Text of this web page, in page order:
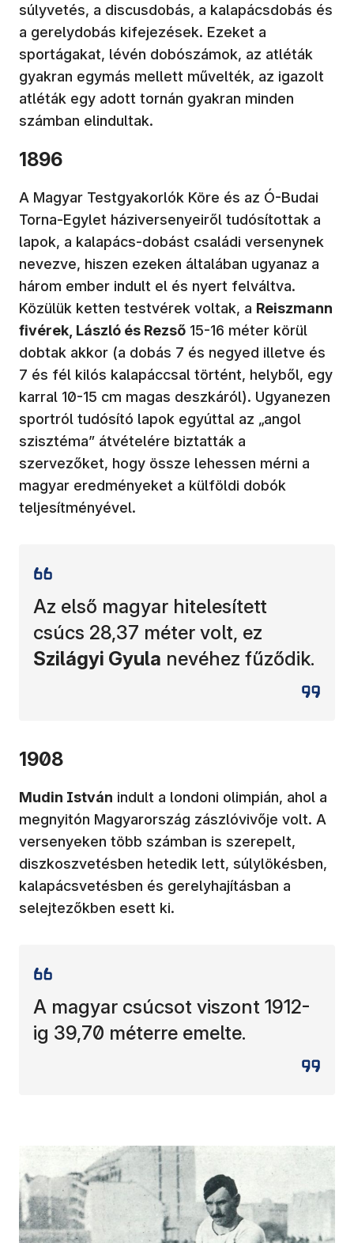
súlyvetés, a discusdobás, a kalapácsdobás és
a gerelydobás kifejezések. Ezeket a
sportágakat, lévén dobószámok, az atléták
gyakran egymás mellett művelték, az igazolt
atléták egy adott tornán gyakran minden
számban elindultak.
1896
A Magyar Testgyakorlók Köre és az Ó-Budai
Torna-Egylet háziversenyeiről tudósítottak a
lapok, a kalapács-dobást családi versenynek
nevezve, hiszen ezeken általában ugyanaz a
három ember indult el és nyert felváltva.
Közülük ketten testvérek voltak, a Reiszmann
fivérek, László és Rezső 15-16 méter körül
dobtak akkor (a dobás 7 és negyed illetve és
7 és fél kilós kalapáccsal történt, helyből, egy
karral 10-15 cm magas deszkáról). Ugyanezen
sportról tudósító lapok egyúttal az „angol
szisztéma” átvételére biztatták a
szervezőket, hogy össze lehessen mérni a
magyar eredményeket a külföldi dobók
teljesítményével.
Az első magyar hitelesített
csúcs 28,37 méter volt, ez
Szilágyi Gyula nevéhez fűződik.
1908
Mudin István indult a londoni olimpián, ahol a
megnyitón Magyarország zászlóvivője volt. A
versenyeken több számban is szerepelt,
diszkoszvetésben hetedik lett, súlylökésben,
kalapácsvetésben és gerelyhajításban a
selejtezőkben esett ki.
A magyar csúcsot viszont 1912-
ig 39,70 méterre emelte.